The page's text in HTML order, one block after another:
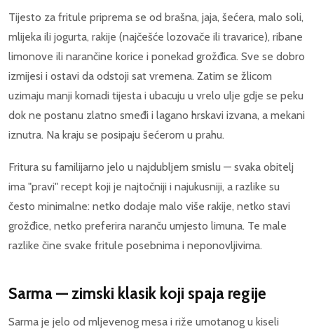
Tijesto za fritule priprema se od brašna, jaja, šećera, malo soli,
mlijeka ili jogurta, rakije (najčešće lozovače ili travarice), ribane
limonove ili narančine korice i ponekad grožđica. Sve se dobro
izmijesi i ostavi da odstoji sat vremena. Zatim se žlicom
uzimaju manji komadi tijesta i ubacuju u vrelo ulje gdje se peku
dok ne postanu zlatno smeđi i lagano hrskavi izvana, a mekani
iznutra. Na kraju se posipaju šećerom u prahu.
Fritura su familijarno jelo u najdubljem smislu — svaka obitelj
ima "pravi" recept koji je najtočniji i najukusniji, a razlike su
često minimalne: netko dodaje malo više rakije, netko stavi
grožđice, netko preferira naranču umjesto limuna. Te male
razlike čine svake fritule posebnima i neponovljivima.
Sarma — zimski klasik koji spaja regije
Sarma je jelo od mljevenog mesa i riže umotanog u kiseli